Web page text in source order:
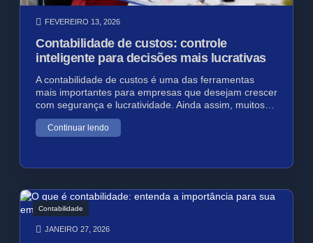
FEVEREIRO 13, 2026
Contabilidade de custos: controle
inteligente para decisões mais lucrativas
A contabilidade de custos é uma das ferramentas
mais importantes para empresas que desejam crescer
com segurança e lucratividade. Ainda assim, muitos…
Continuar lendo
Contabilidade
JANEIRO 27, 2026